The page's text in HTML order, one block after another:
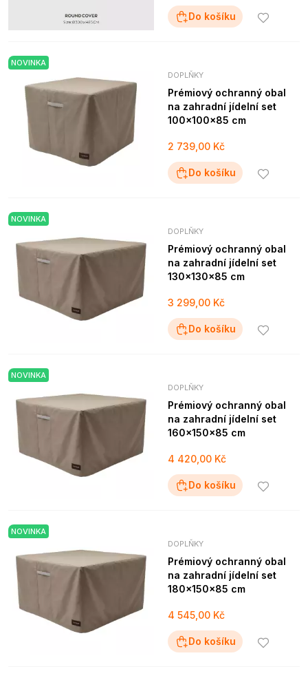
Do košíku
NOVINKA
DOPLŇKY
Prémiový ochranný obal
na zahradní jídelní set
100x100x85 cm
2 739,00 Kč
Do košíku
NOVINKA
DOPLŇKY
Prémiový ochranný obal
na zahradní jídelní set
130x130x85 cm
3 299,00 Kč
Do košíku
NOVINKA
DOPLŇKY
Prémiový ochranný obal
na zahradní jídelní set
160x150x85 cm
4 420,00 Kč
Do košíku
NOVINKA
DOPLŇKY
Prémiový ochranný obal
na zahradní jídelní set
180x150x85 cm
4 545,00 Kč
Do košíku